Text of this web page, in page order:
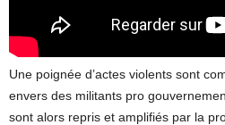
Une poignée d’actes violents sont
envers des militants pro
sont alors repris et amplifiés par la